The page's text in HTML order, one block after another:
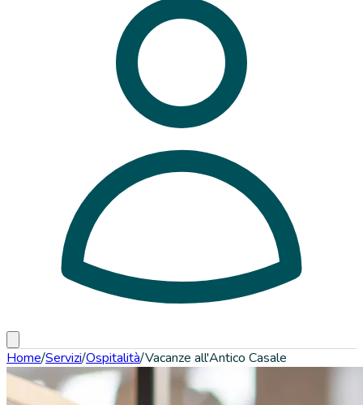
Home/Servizi/Ospitalità/Vacanze all'Antico Casale